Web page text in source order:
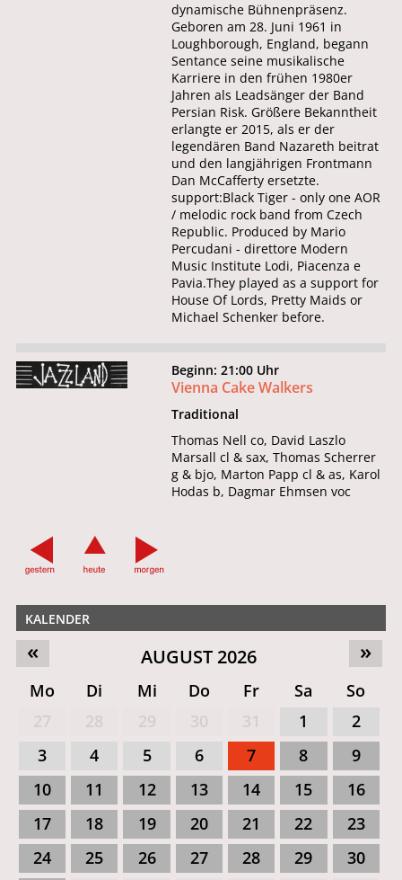
dynamische Bühnenpräsenz.
Geboren am 28. Juni 1961 in
Loughborough, England, begann
Sentance seine musikalische
Karriere in den frühen 1980er
Jahren als Leadsänger der Band
Persian Risk. Größere Bekanntheit
erlangte er 2015, als er der
legendären Band Nazareth beitrat
und den langjährigen Frontmann
Dan McCafferty ersetzte.
support:Black Tiger - only one AOR
/ melodic rock band from Czech
Republic. Produced by Mario
Percudani - direttore Modern
Music Institute Lodi, Piacenza e
Pavia.They played as a support for
House Of Lords, Pretty Maids or
Michael Schenker before.
Beginn: 21:00 Uhr
Vienna Cake Walkers
Traditional
Thomas Nell co, David Laszlo
Marsall cl & sax, Thomas Scherrer
g & bjo, Marton Papp cl & as, Karol
Hodas b, Dagmar Ehmsen voc
KALENDER
»
« AUGUST 2026
Mo Di Mi Do Fr Sa
So
1
2
3
4 5 6 7 8
9
10
11 12 13 14 15
16
17
18 19 20 21 22
23
24
25 26 27 28 29
30